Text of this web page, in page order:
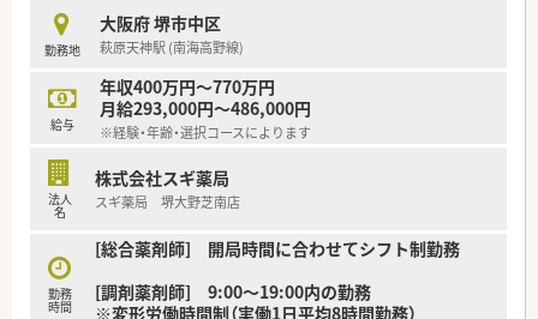
り、そちらも魅力のひとつです！
＜ 充実の教育制度 ＞
■新人研修として、入職時の全体研修や病院新人研修など、まず
は病院薬剤師として基本的な業務がすべて対応できるように指
導してもらえます。調剤～病棟服薬指導まで幅広い業務をしっ
かりと学んでいくことが出来ます。
が出来ます。各種委員会活動に参加出来たりと、他職種の方々と
の連携も発生しながら薬剤師として一段とスキルアップしてい
■外部研修、学術大会、グループ病院で開催される勉強会や医局
イチ★
勤務地
大阪府 堺市中区
萩原天神駅 (南海高野線)
給与
年収400万円～770万円
月給293,000円～486,000円
※経験・年齢・選択コースによります
法人
名
株式会社スギ薬局
スギ薬局 堺大野芝南店
勤務
時間
[総合薬剤師] 開局時間に合わせてシフト制勤務
[調剤薬剤師] 9:00～19:00内の勤務
※変形労働時間制（実働1日平均8時間勤務）